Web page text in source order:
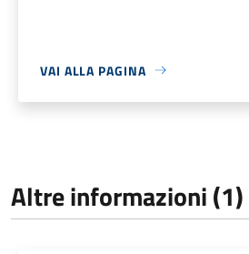
VAI ALLA PAGINA
Altre informazioni (1)